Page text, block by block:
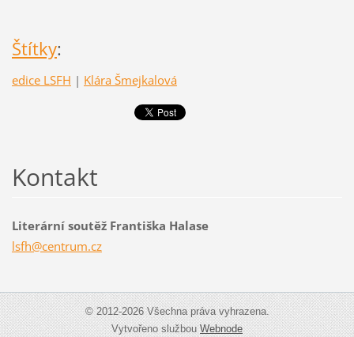
Štítky:
edice LSFH | Klára Šmejkalová
Kontakt
Literární soutěž Františka Halase
lsfh@centrum.cz
© 2012-2026 Všechna práva vyhrazena.
Vytvořeno službouWebnode